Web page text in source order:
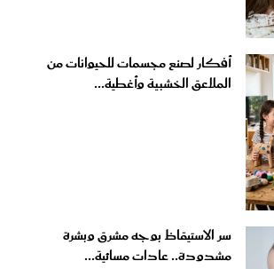
أفكار لصنع مجسمات للحيوانات من
الملاعق الخشبية وأغطية...
سر الاستيقاظ بوجه مشرق وبشرة
مشدودة.. عادات مسائية...